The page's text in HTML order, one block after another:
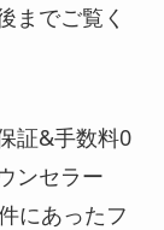
までご覧く
証&手数料0
ンセラー
にあったフ